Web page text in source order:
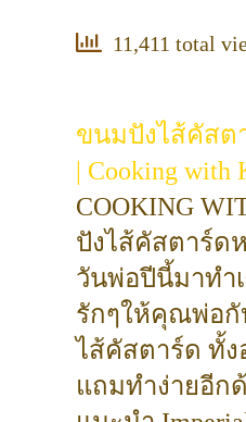
11,411 total
ขนมปังไส้คัส
| Cooking with
COOKING
ปังไส้คัสตาร์
วันพ่อปีนี้มาทำ
รักๆให้คุณพ่อกั
ไส้คัสตาร์ด ทั้ง
แถมทำง่ายอีก